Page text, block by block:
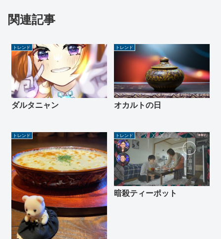
関連記事
トレンド
ダルタニャン
トレンド
オカルトの日
トレンド トレンド
暗殺ティーポット